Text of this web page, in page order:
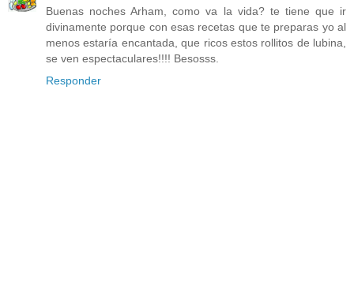
Buenas noches Arham, como va la vida? te tiene que ir
divinamente porque con esas recetas que te preparas yo al
menos estaría encantada, que ricos estos rollitos de lubina,
se ven espectaculares!!!! Besosss.
Responder